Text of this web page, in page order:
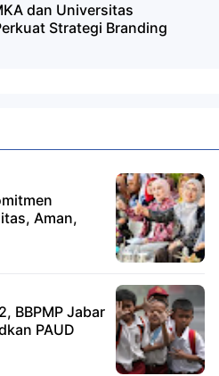
dan Universitas
Strategi Branding
Aman,
BBPMP Jabar
PAUD